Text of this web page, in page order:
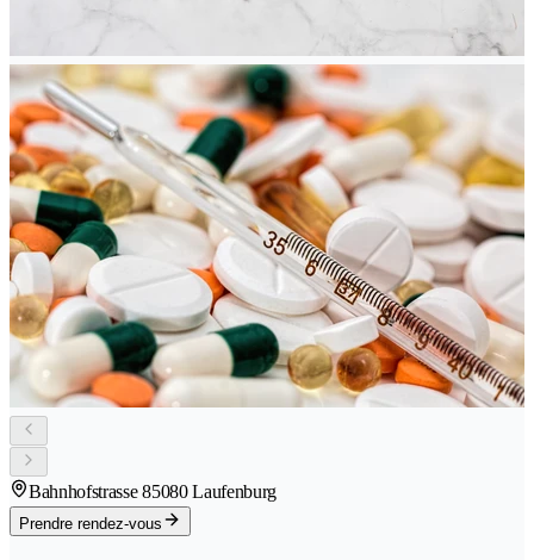
Bahnhofstrasse 85080 Laufenburg
Prendre rendez-vous